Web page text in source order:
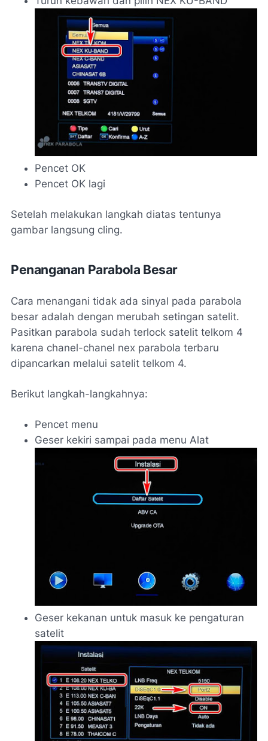
Pencet OK
Pencet OK lagi
Setelah melakukan langkah diatas tentunya
gambar langsung cling.
Penanganan Parabola Besar
Cara menangani tidak ada sinyal pada parabola
besar adalah dengan merubah setingan satelit.
Pasitkan parabola sudah terlock satelit telkom 4
karena chanel-chanel nex parabola terbaru
dipancarkan melalui satelit telkom 4.
Berikut langkah-langkahnya:
Pencet menu
Geser kekiri sampai pada menu Alat
Geser kekanan untuk masuk ke pengaturan
satelit